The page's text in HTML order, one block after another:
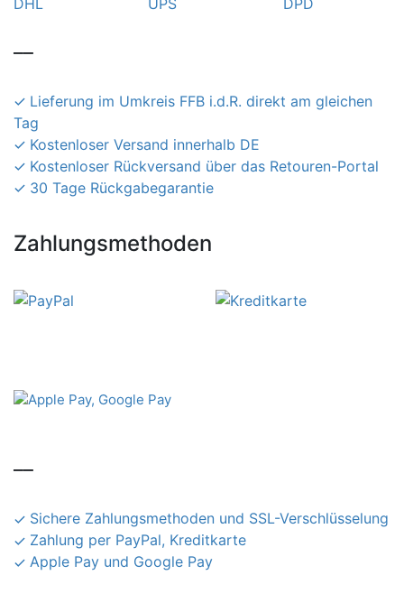
Lieferung im Umkreis FFB i.d.R. direkt am gleichen
Tag
Kostenloser Versand innerhalb DE
Kostenloser Rückversand über das Retouren-Portal
30 Tage Rückgabegarantie
Zahlungsmethoden
Sichere Zahlungsmethoden und SSL-Verschlüsselung
Zahlung per PayPal, Kreditkarte
Apple Pay und Google Pay